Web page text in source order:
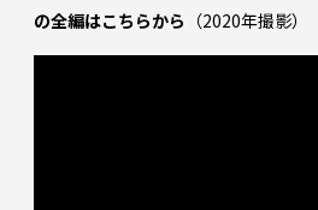
の全編はこちらから （2020年撮影）